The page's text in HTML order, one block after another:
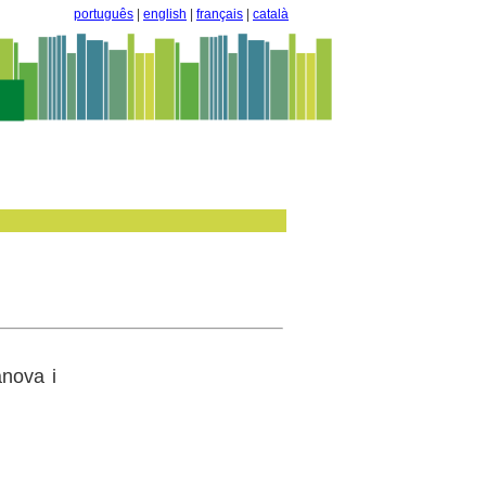
português english français català
i